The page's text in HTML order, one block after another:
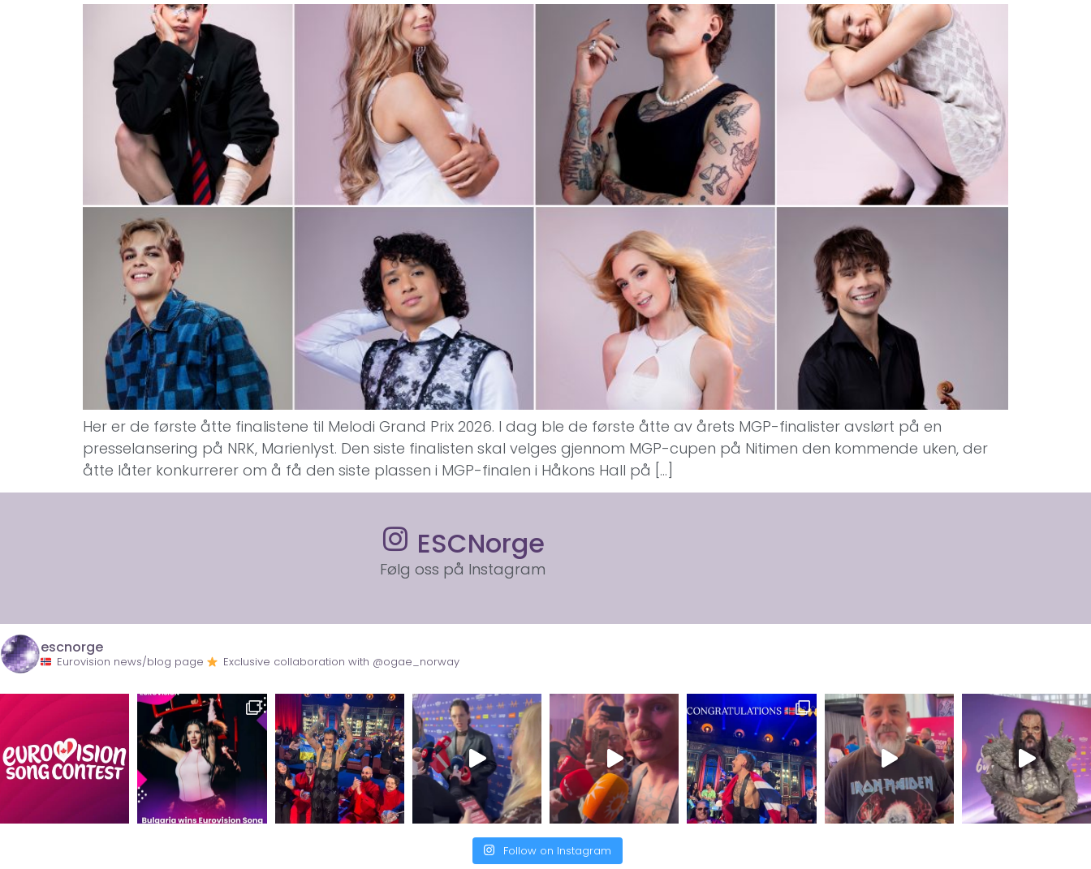
Her er de første åtte finalistene til Melodi Grand Prix 2026. I dag ble de første åtte av årets MGP-finalister avslørt på en
presselansering på NRK, Marienlyst. Den siste finalisten skal velges gjennom MGP-cupen på Nitimen den kommende uken, der
åtte låter konkurrerer om å få den siste plassen i MGP-finalen i Håkons Hall på […]
ESCNorge
Følg oss på Instagram
escnorge
Eurovision news/blog page Exclusive collaboration with @ogae_norway
Follow on Instagram